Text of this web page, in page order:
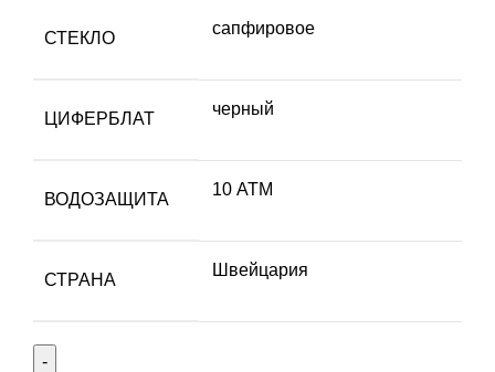
СТЕКЛО
сапфировое
ЦИФЕРБЛАТ
черный
ВОДОЗАЩИТА
10 АТМ
СТРАНА
Швейцария